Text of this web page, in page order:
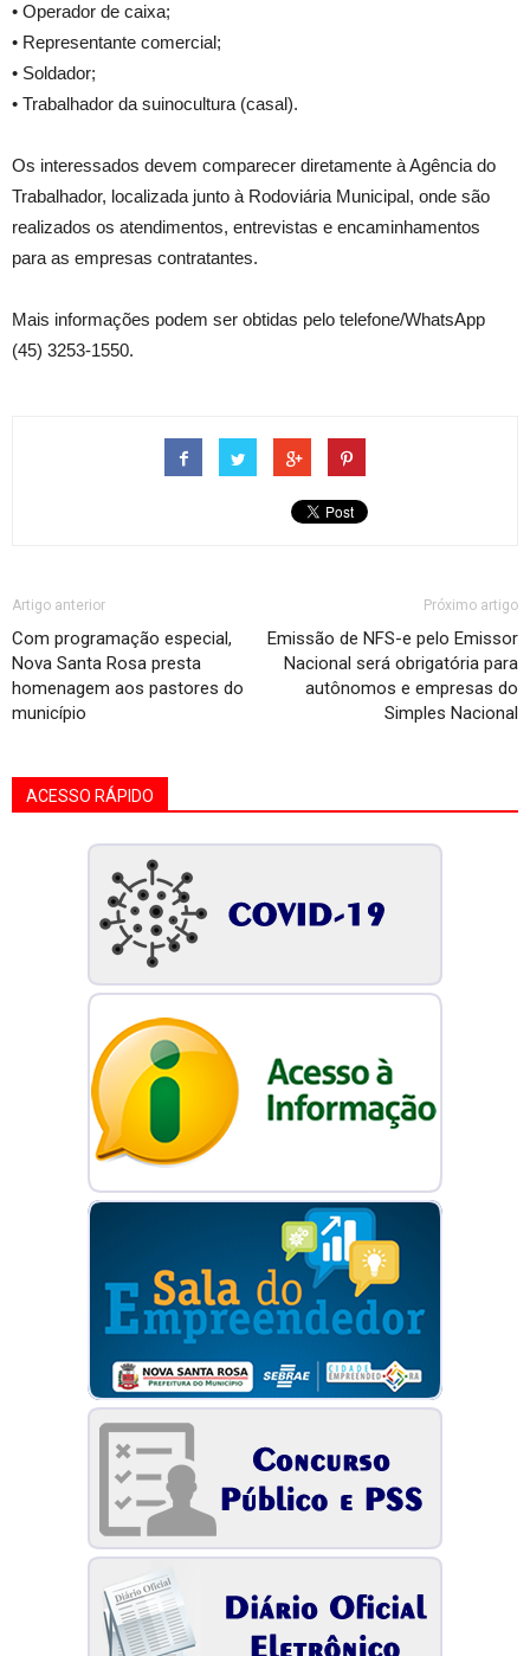
• Operador de caixa;
• Representante comercial;
• Soldador;
• Trabalhador da suinocultura (casal).
Os interessados devem comparecer diretamente à Agência do
Trabalhador, localizada junto à Rodoviária Municipal, onde são
realizados os atendimentos, entrevistas e encaminhamentos
para as empresas contratantes.
Mais informações podem ser obtidas pelo telefone/WhatsApp
(45) 3253-1550.
Artigo anterior
Com programação especial,
Nova Santa Rosa presta
homenagem aos pastores do
município
Próximo artigo
Emissão de NFS-e pelo Emissor
Nacional será obrigatória para
autônomos e empresas do
Simples Nacional
ACESSO RÁPIDO